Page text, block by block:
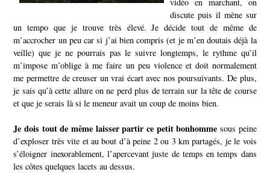
discute puis il mène sur
un tempo que je trouve très élevé. Je décide tout de même de
m’accrocher un peu car si j’ai bien compris (et je m’en doutais déjà la
veille) que je ne pourrais pas le suivre longtemps, le rythme qu’il
m’impose m’oblige à me faire un peu violence et doit normalement
me permettre de creuser un vrai écart avec nos poursuivants. De plus,
je sais qu’à cette allure on ne perd plus de terrain sur la tête de course
et que je serais là si le meneur avait un coup de moins bien.
Je dois tout de même laisser partir ce petit bonhomme sous peine
d’exploser très vite et au bout d’à peine 2 ou 3 km partagés, je le vois
s’éloigner inexorablement, l’apercevant juste de temps en temps dans
les côtes quelques lacets au dessus.